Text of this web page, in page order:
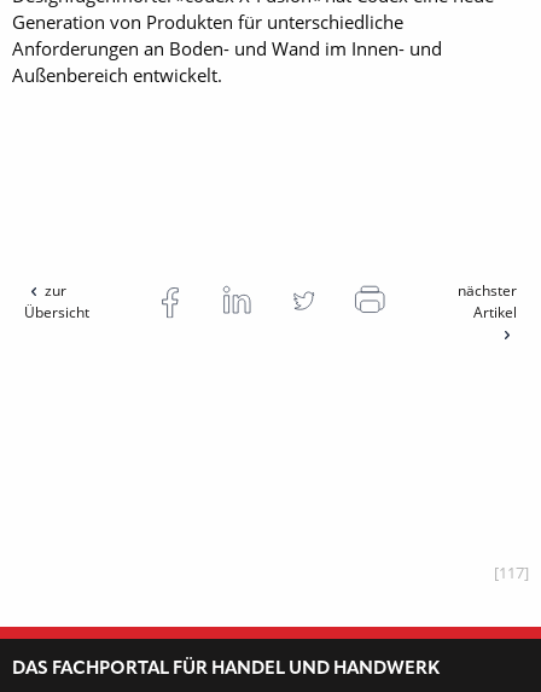
Generation von Produkten für unterschiedliche
Anforderungen an Boden- und Wand im Innen- und
Außenbereich entwickelt.
zur
Übersicht
nächster
Artikel
[117]
DAS FACHPORTAL FÜR HANDEL UND HANDWERK